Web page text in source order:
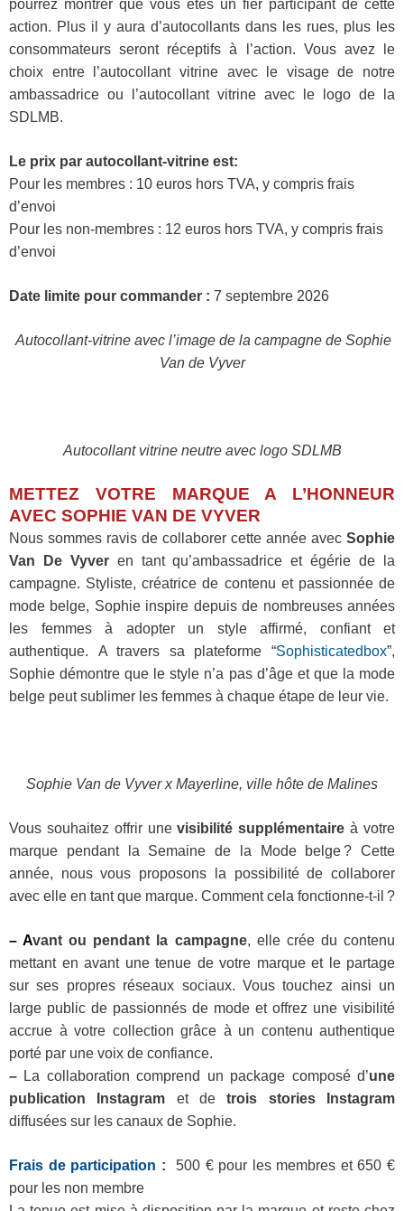
pourrez montrer que vous êtes un fier participant de cette
action. Plus il y aura d’autocollants dans les rues, plus les
consommateurs seront réceptifs à l’action. Vous avez le
choix entre l’autocollant vitrine avec le visage de notre
ambassadrice ou l’autocollant vitrine avec le logo de la
SDLMB.
Le prix par autocollant-vitrine est:
Pour les membres : 10 euros hors TVA, y compris frais
d’envoi
Pour les non-membres : 12 euros hors TVA, y compris frais
d’envoi
Date limite pour commander : 7 septembre 2026
Autocollant-vitrine avec l’image de la campagne de Sophie
Van de Vyver
Autocollant vitrine neutre avec logo SDLMB
METTEZ VOTRE MARQUE A L’HONNEUR
AVEC SOPHIE VAN DE VYVER
Nous sommes ravis de collaborer cette année avec Sophie
Van De Vyveren tant qu’ambassadrice et égérie de la
campagne. Styliste, créatrice de contenu et passionnée de
mode belge, Sophie inspire depuis de nombreuses années
les femmes à adopter un style affirmé, confiant et
authentique. A travers sa plateforme “Sophisticatedbox”,
Sophie démontre que le style n’a pas d’âge et que la mode
belge peut sublimer les femmes à chaque étape de leur vie.
Sophie Van de Vyver x Mayerline, ville hôte de Malines
Vous souhaitez offrir unevisibilité supplémentaire à votre
marque pendant la Semaine de la Mode belge ? Cette
année, nous vous proposons la possibilité de collaborer
avec elle en tant que marque. Comment cela fonctionne‑t‑il ?
– Avant ou pendant la campagne, elle crée du contenu
mettant en avant une tenue de votre marque et le partage
sur ses propres réseaux sociaux. Vous touchez ainsi un
large public de passionnés de mode et offrez une visibilité
accrue à votre collection grâce à un contenu authentique
porté par une voix de confiance.
– La collaboration comprend un package composé d’une
publication Instagram et detrois stories Instagram
diffusées sur les canaux de Sophie.
Frais de participation : 500 € pour les membres et 650 €
pour les non membre